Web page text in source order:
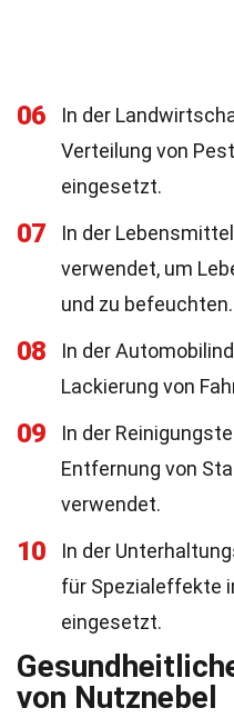
06
In der
Verteilung von
eingesetzt.
07
In der
verwendet, um
und zu befeuchten.
08
In der
Lackierung von
09
In der
Entfernung von
verwendet.
10
In der
für Spezialeffekte
eingesetzt.
von Nutznebel